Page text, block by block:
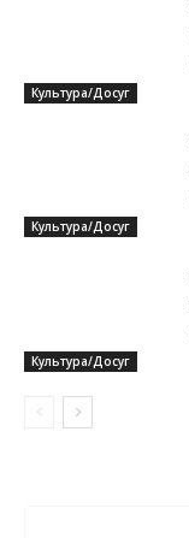
Культура/Досуг
Культура/Досуг
Культура/Досуг